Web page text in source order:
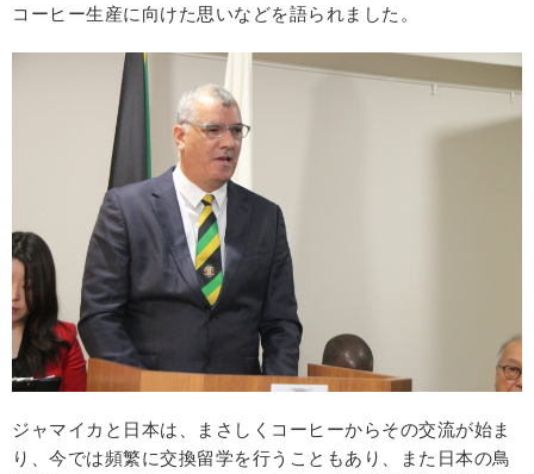
コーヒー生産に向けた思いなどを語られました。
ジャマイカと日本は、まさしくコーヒーからその交流が始ま
り、今では頻繁に交換留学を行うこともあり、また日本の鳥